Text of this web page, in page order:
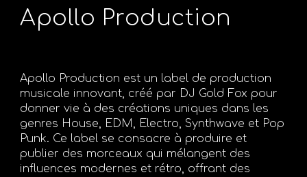
Apollo Production
Apollo Production est un label de production
musicale innovant, créé par DJ Gold Fox pour
donner vie à des créations uniques dans les
genres House, EDM, Electro, Synthwave et Pop
Punk. Ce label se consacre à produire et
publier des morceaux qui mélangent des
influences modernes et rétro, offrant des